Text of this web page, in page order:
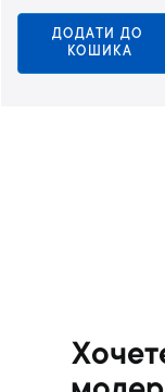
ДОДАТИ ДО
КОШИКА